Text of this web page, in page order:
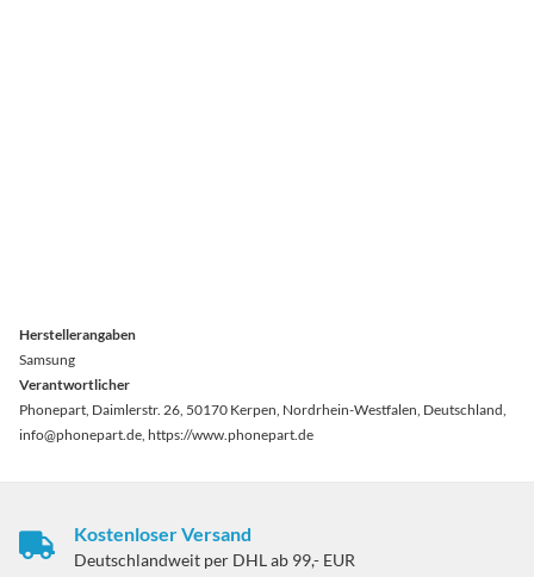
Herstellerangaben
Samsung
Verantwortlicher
Phonepart, Daimlerstr. 26, 50170 Kerpen, Nordrhein-Westfalen, Deutschland,
info@phonepart.de, https://www.phonepart.de
Kostenloser Versand
Deutschlandweit per DHL ab 99,- EUR